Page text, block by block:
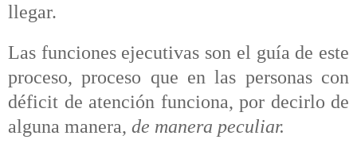
llegar.
Las funciones ejecutivas son el guía de este
proceso, proceso que en las personas con
déficit de atención funciona, por decirlo de
alguna manera, de manera peculiar.